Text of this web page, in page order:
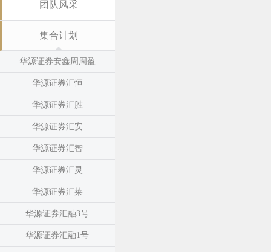
团队风采
集合计划
华源证券安鑫周周盈
华源证券汇恒
华源证券汇胜
华源证券汇安
华源证券汇智
华源证券汇灵
华源证券汇莱
华源证券汇融3号
华源证券汇融1号